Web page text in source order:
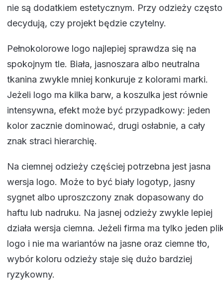
nie są dodatkiem estetycznym. Przy odzieży często
decydują, czy projekt będzie czytelny.
Pełnokolorowe logo najlepiej sprawdza się na
spokojnym tle. Biała, jasnoszara albo neutralna
tkanina zwykle mniej konkuruje z kolorami marki.
Jeżeli logo ma kilka barw, a koszulka jest równie
intensywna, efekt może być przypadkowy: jeden
kolor zacznie dominować, drugi osłabnie, a cały
znak straci hierarchię.
Na ciemnej odzieży częściej potrzebna jest jasna
wersja logo. Może to być biały logotyp, jasny
sygnet albo uproszczony znak dopasowany do
haftu lub nadruku. Na jasnej odzieży zwykle lepiej
działa wersja ciemna. Jeżeli firma ma tylko jeden
logo i nie ma wariantów na jasne oraz ciemne tło,
wybór koloru odzieży staje się dużo bardziej
ryzykowny.